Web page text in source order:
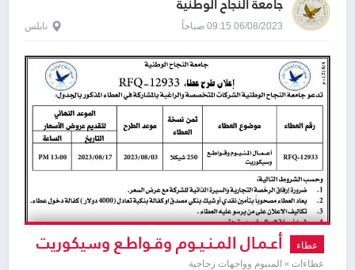
06/08/2023 09:15 صباحاً نابلس
عطاء أعـمـال المـنـيـوم وقـواطـع وسيكوريت
عطاءات » المنيوم وواجهات زجاجية